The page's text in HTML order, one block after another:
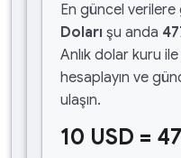
En güncel verilere
Doları şu anda
Anlık dolar kuru
hesaplayın ve
ulaşın.
10 USD =